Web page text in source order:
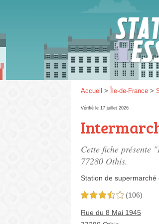
Accueil > Île-de-France >
Vérifié le 17 juillet 2026
Cette fiche présente
77280 Othis.
Station de supermarché
3,5 étoiles sur 5 (106)
Rue du 8 Mai 1945